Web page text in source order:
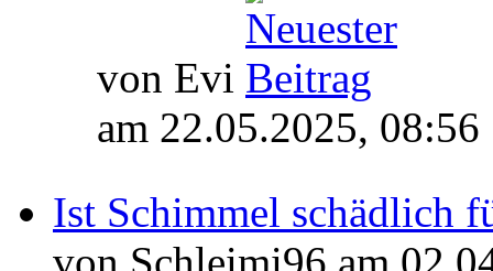
von Evi
am 22.05.2025, 08:56
Ist Schimmel schädlich